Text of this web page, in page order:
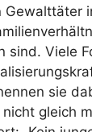
Gewalttäter
sind. Viele
sie
gleich